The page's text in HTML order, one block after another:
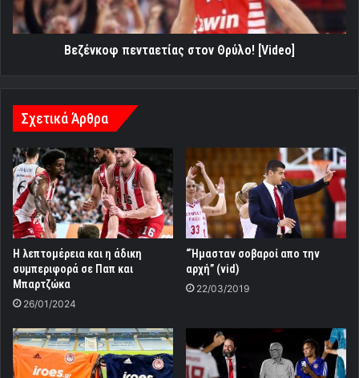
Βεζένκοφ πενταετίας στον Θρύλο! [Video]
Σχετικά Άρθρα
Η λεπτομέρεια και η άδικη
συμπεριφορά σε Παπ και
Μπαρτζώκα
26/01/2024
“Ήμασταν σοβαροί απο την
αρχή” (vid)
22/03/2019